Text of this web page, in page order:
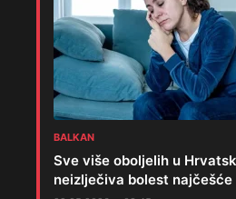
BALKAN
Sve više oboljelih u
neizlječiva bolest najčešće